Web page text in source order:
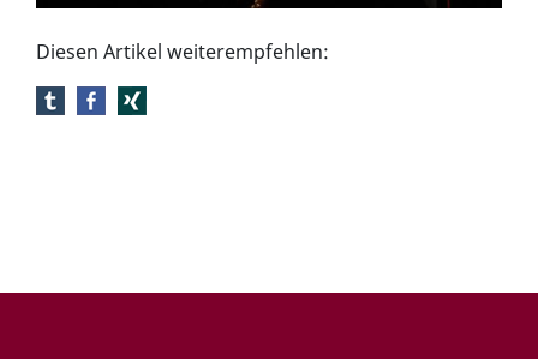
Diesen Artikel weiterempfehlen: